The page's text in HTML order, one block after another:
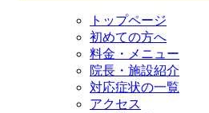
トップページ
初めての方へ
料金・メニュー
院長・施設紹介
対応症状の一覧
アクセス